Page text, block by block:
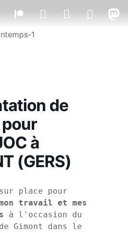
de
pour
à
(GERS)
travail et mes
Gimont dans le